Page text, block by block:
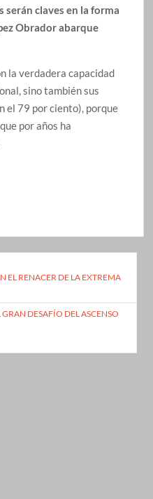
serán claves en la forma
Obrador abarque
la verdadera capacidad
sino también sus
el 79 por ciento), porque
por años ha
EL RENACER DE LA EXTREMA
DESAFÍO DEL ASCENSO